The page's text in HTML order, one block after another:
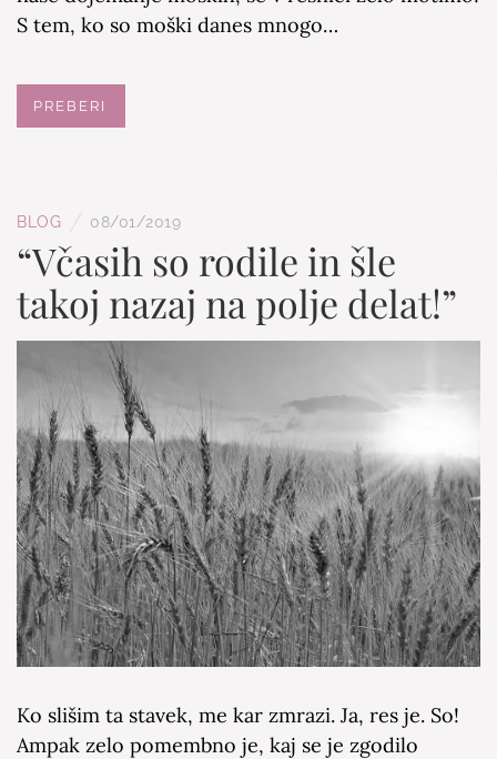
S tem, ko so moški danes mnogo…
PREBERI
BLOG 08/01/2019
“Včasih so rodile in šle
takoj nazaj na polje delat!”
Ko slišim ta stavek, me kar zmrazi. Ja, res je. So!
Ampak zelo pomembno je, kaj se je zgodilo